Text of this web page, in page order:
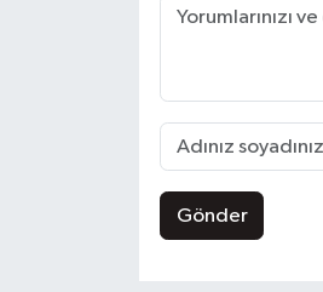
Gönder